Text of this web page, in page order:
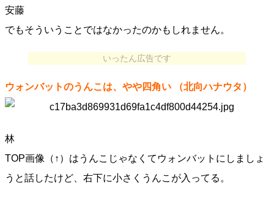
安藤
でもそういうことではなかったのかもしれません。
いったん広告です
ウォンバットのうんこは、やや四角い （北向ハナウタ）
林
TOP画像（↑）はうんこじゃなくてウォンバットにしましょ
うと話したけど、右下に小さくうんこが入ってる。